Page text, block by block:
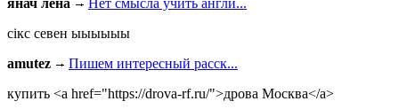
янач лена
Нет смысла учить англи...
сiкс севен ыыыыыы
amutez
Пишем интересный расск...
купить <a href="https://drova-rf.ru/">дрова Москва</a>